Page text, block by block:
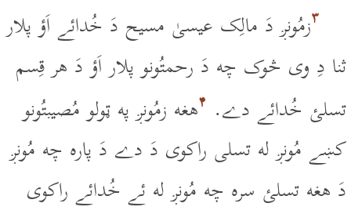
۳زمُونږ دَ مالِک عيسىٰ مسيح دَ خُدائے اَؤ پلار
ثنا دِ وى څوک چه دَ رحمتُونو پلار اَؤ دَ هر قِسم
تسلئ خُدائے دے. ۴هغه زمُونږ په ټولو مُصيبتُونو
کښے مُونږ له تسلى راکوى دَ دے دَ پاره چه مُونږ
دَ هغه تسلئ سره چه مُونږ له ئے خُدائے راکوى